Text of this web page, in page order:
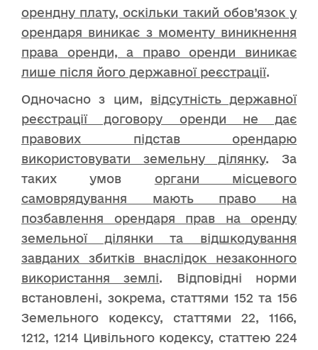
орендну плату, оскільки такий обов’язок у
орендаря виникає з моменту виникнення
права оренди, а право оренди виникає
лише після його державної реєстрації.
Одночасно з цим, відсутність державної
реєстрації договору оренди не дає
правових підстав орендарю
використовувати земельну ділянку. За
таких умов органи місцевого
самоврядування мають право на
позбавлення орендаря прав на оренду
земельної ділянки та відшкодування
завданих збитків внаслідок незаконного
використання землі. Відповідні норми
встановлені, зокрема, статтями 152 та 156
Земельного кодексу, статтями 22, 1166,
1212, 1214 Цивільного кодексу, статтею 224